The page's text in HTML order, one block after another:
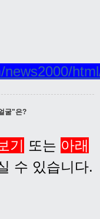
굴"은?
기 또는 아래
수 있습니다.